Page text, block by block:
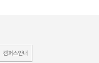
캠퍼스안내